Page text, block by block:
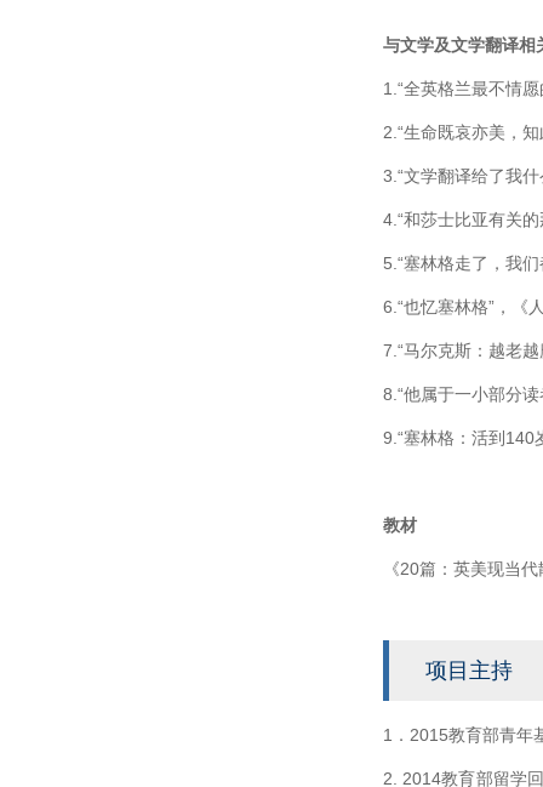
与文学及文学翻译相
1.“全英格兰最不情
2.“生命既哀亦美，
3.“文学翻译给了我
4.“和莎士比亚有关
5.“塞林格走了，我
6.“也忆塞林格”，《
7.“马尔克斯：越老
8.“他属于一小部分
9.“塞林格：活到
教材
《20篇：英美现当
项目主持
1．2015教育部青年
2. 2014教育部留学